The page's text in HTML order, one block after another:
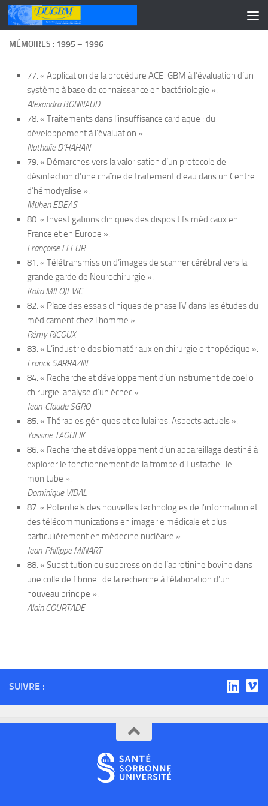
Skip to content
MÉMOIRES : 1995 – 1996
77. « Application de la procédure ACE-GBM à l’évaluation d’un
système à base de connaissance en bactériologie ».
Alexandra BONNAUD
78. « Traitements dans l’insuffisance cardiaque : du
développement à l’évaluation ».
Nathalie D’HAHAN
79. « Démarches vers la valorisation d’un protocole de
désinfection d’une chaîne de traitement d’eau dans un Centre
d’hémodyalise ».
Mühen EDEAS
80. « Investigations cliniques des dispositifs médicaux en
France et en Europe ».
Françoise FLEUR
81. « Télétransmission d’images de scanner cérébral vers la
grande garde de Neurochirurgie ».
Kolia MILOJEVIC
82. « Place des essais cliniques de phase IV dans les études du
médicament chez l’homme ».
Rémy RICOUX
83. « L’industrie des biomatériaux en chirurgie orthopédique ».
Franck SARRAZIN
84. « Recherche et développement d’un instrument de coelio-
chirurgie: analyse d’un échec ».
Jean-Claude SGRO
85. « Thérapies géniques et cellulaires. Aspects actuels ».
Yassine TAOUFIK
86. « Recherche et développement d’un appareillage destiné à
explorer le fonctionnement de la trompe d’Eustache : le
monitube ».
Dominique VIDAL
87. « Potentiels des nouvelles technologies de l’information et
des télécommunications en imagerie médicale et plus
particulièrement en médecine nucléaire ».
Jean-Philippe MINART
88. « Substitution ou suppression de l’aprotinine bovine dans
une colle de fibrine : de la recherche à l’élaboration d’un
nouveau principe ».
Alain COURTADE
SUIVRE :